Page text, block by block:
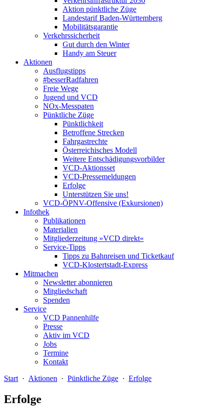
Aktion pünktliche Züge
Landestarif Baden-Württemberg
Mobilitätsgarantie
Verkehrssicherheit
Gut durch den Winter
Handy am Steuer
Aktionen
Ausflugstipps
#besserRadfahren
Freie Wege
Jugend und VCD
NOx-Messpaten
Pünktliche Züge
Pünktlichkeit
Betroffene Strecken
Fahrgastrechte
Österreichisches Modell
Weitere Entschädigungsvorbilder
VCD-Aktionsset
VCD-Pressemeldungen
Erfolge
Unterstützen Sie uns!
VCD-ÖPNV-Offensive (Exkursionen)
Infothek
Publikationen
Materialien
Mitgliederzeitung »VCD direkt«
Service-Tipps
Tipps zu Bahnreisen und Ticketkauf
VCD-Klostertstadt-Express
Mitmachen
Newsletter abonnieren
Mitgliedschaft
Spenden
Service
VCD Pannenhilfe
Presse
Aktiv im VCD
Jobs
Termine
Kontakt
Start · Aktionen · Pünktliche Züge · Erfolge
Erfolge